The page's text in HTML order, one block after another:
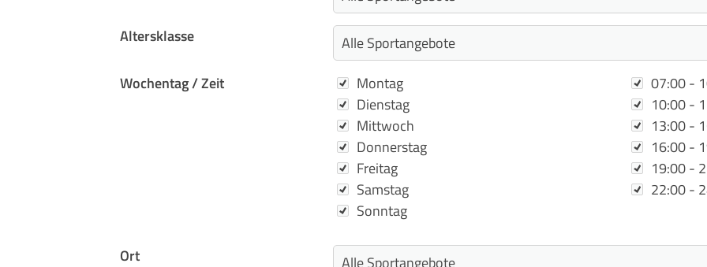
Altersklasse
Wochentag / Zeit Wochentag
Montag
Dienstag
Mittwoch
Donnerstag
Freitag
Samstag
Sonntag
Zeit07:00 -
10:00 -
13:00 -
16:00 -
19:00 -
22:00 -
Ort